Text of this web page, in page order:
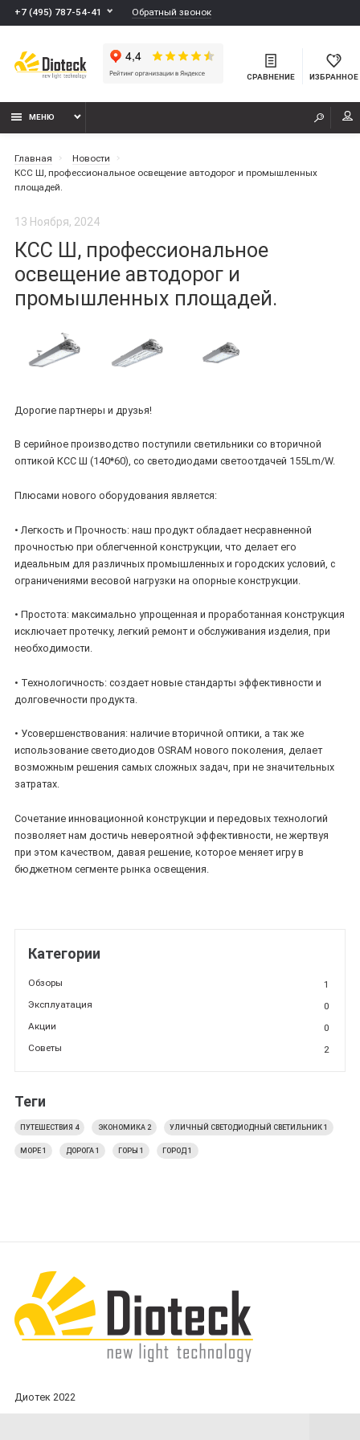
+7 (495) 787-54-41 Обратный звонок
СРАВНЕНИЕ ИЗБРАННОЕ
МЕНЮ
Главная
Новости
КСС Ш, профессиональное освещение автодорог и промышленных
площадей.
13 Ноября, 2024
КСС Ш, профессиональное
освещение автодорог и
промышленных площадей.
Дорогие партнеры и друзья!
В серийное производство поступили светильники со вторичной
оптикой КСС Ш (140*60), со светодиодами светоотдачей 155Lm/W.
Плюсами нового оборудования является:
• Легкость и Прочность: наш продукт обладает несравненной
прочностью при облегченной конструкции, что делает его
идеальным для различных промышленных и городских условий, с
ограничениями весовой нагрузки на опорные конструкции.
• Простота: максимально упрощенная и проработанная конструкция
исключает протечку, легкий ремонт и обслуживания изделия, при
необходимости.
• Технологичность: создает новые стандарты эффективности и
долговечности продукта.
• Усовершенствования: наличие вторичной оптики, а так же
использование светодиодов OSRAM нового поколения, делает
возможным решения самых сложных задач, при не значительных
затратах.
Сочетание инновационной конструкции и передовых технологий
позволяет нам достичь невероятной эффективности, не жертвуя
при этом качеством, давая решение, которое меняет игру в
бюджетном сегменте рынка освещения.
Категории
Обзоры
1
Эксплуатация
0
Акции
0
Советы
2
Теги
ПУТЕШЕСТВИЯ 4 ЭКОНОМИКА 2 УЛИЧНЫЙ СВЕТОДИОДНЫЙ СВЕТИЛЬНИК 1
МОРЕ1 ДОРОГА 1 ГОРЫ 1 ГОРОД1
Диотек 2022